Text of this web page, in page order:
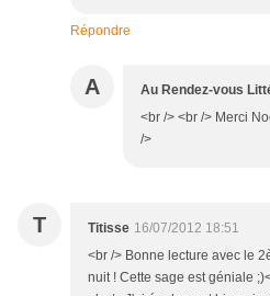
Répondre
A Au Rendez-vous
<br /> <br /> Merci
/>
T Titisse 16/07/2012 18:51
<br /> Bonne lecture avec le
nuit ! Cette sage est géniale